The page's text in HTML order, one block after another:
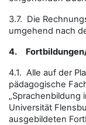
3.7. Die
umgehend nach
4.
4.1. Alle auf der
pädagogische
„Sprachenbildung
Universität
ausgebildeten